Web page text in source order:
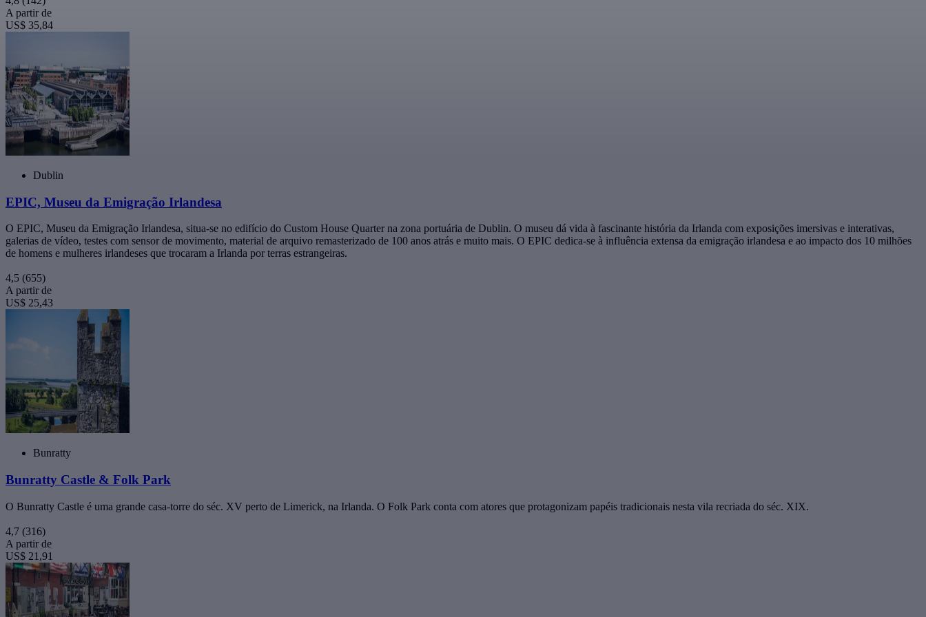
A partir de
US$ 35,84
Dublin
EPIC, Museu da Emigração Irlandesa
O EPIC, Museu da Emigração Irlandesa, situa-se no edifício do Custom House Quarter na zona portuária de Dublin. O museu dá vida à fascinante história da Irlanda com exposições imersivas e interativas,
galerias de vídeo, testes com sensor de movimento, material de arquivo remasterizado de 100 anos atrás e muito mais. O EPIC dedica-se à influência extensa da emigração irlandesa e ao impacto dos 10 milhões
de homens e mulheres irlandeses que trocaram a Irlanda por terras estrangeiras.
4,5 (655)
A partir de
US$ 25,43
Bunratty
Bunratty Castle & Folk Park
O Bunratty Castle é uma grande casa-torre do séc. XV perto de Limerick, na Irlanda. O Folk Park conta com atores que protagonizam papéis tradicionais nesta vila recriada do séc. XIX.
4,7 (316)
A partir de
US$ 21,91